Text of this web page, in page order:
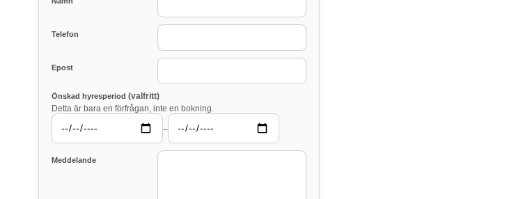
Telefon
Epost
Önskad hyresperiod (valfritt)
Detta är bara en förfrågan, inte en bokning.
–
Meddelande